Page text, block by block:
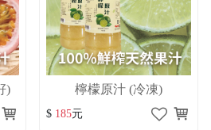
) 檸檬原汁 (冷凍)
$ 185元